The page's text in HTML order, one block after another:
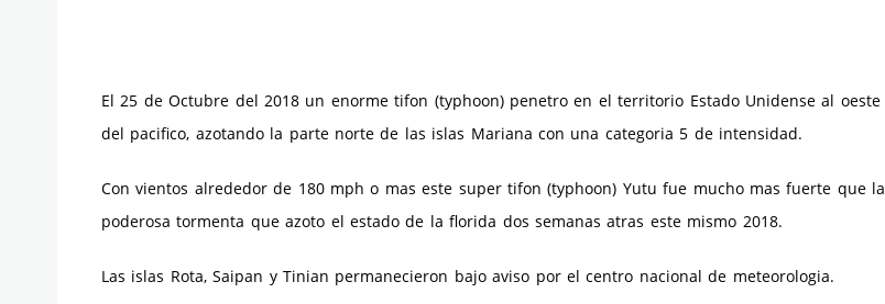
El 25 de Octubre del 2018 un enorme tifon (typhoon) penetro en el territorio Estado Unidense al oeste
del pacifico, azotando la parte norte de las islas Mariana con una categoria 5 de intensidad.
Con vientos alrededor de 180 mph o mas este super tifon (typhoon) Yutu fue mucho mas fuerte que la
poderosa tormenta que azoto el estado de la florida dos semanas atras este mismo 2018.
Las islas Rota, Saipan y Tinian permanecieron bajo aviso por el centro nacional de meteorologia.